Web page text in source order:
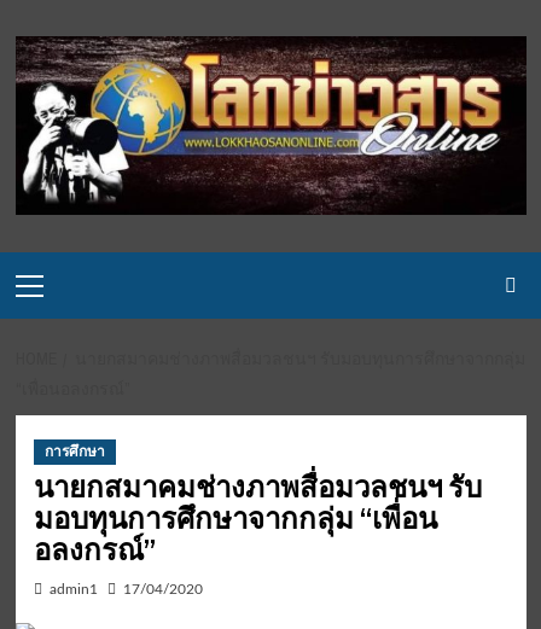
to
content
Menu
การศึกษา
นายกสมาคมช่างภาพสื่อมวลชนฯ รับ
มอบทุนการศึกษาจากกลุ่ม “เพื่อน
อลงกรณ์”
admin1 17/04/2020